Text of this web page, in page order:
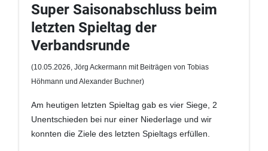
Super Saisonabschluss beim
letzten Spieltag der
Verbandsrunde
(10 .05.2026, Jörg Ackermann mit Beiträgen von Tobias
Höhmann und Alexander Buchner)
Am heutigen letzten Spieltag gab es vier Siege, 2
Unentschieden bei nur einer Niederlage und wir
konnten die Ziele des letzten Spieltags erfüllen.